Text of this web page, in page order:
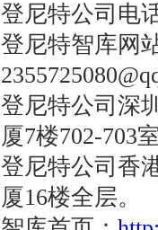
登尼特公司电
登尼特智库网
登尼特公司深
厦7楼702-703
登尼特公司香
厦16楼全层。